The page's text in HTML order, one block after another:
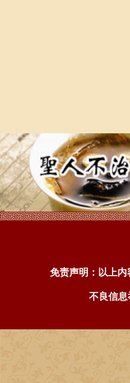
免责声明：以上
不良信